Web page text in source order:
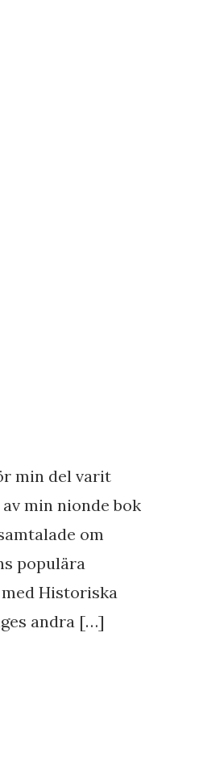
min del varit
min nionde bok
om
populära
Historiska
andra […]